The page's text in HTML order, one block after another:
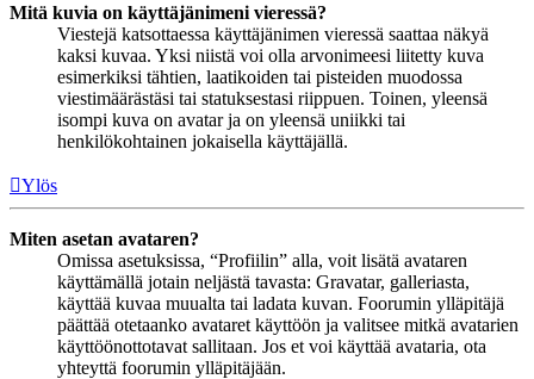
Mitä kuvia on käyttäjänimeni vieressä?
Viestejä katsottaessa käyttäjänimen vieressä saattaa näkyä
kaksi kuvaa. Yksi niistä voi olla arvonimeesi liitetty kuva
esimerkiksi tähtien, laatikoiden tai pisteiden muodossa
viestimäärästäsi tai statuksestasi riippuen. Toinen, yleensä
isompi kuva on avatar ja on yleensä uniikki tai
henkilökohtainen jokaisella käyttäjällä.
Ylös
Miten asetan avataren?
Omissa asetuksissa, “Profiilin” alla, voit lisätä avataren
käyttämällä jotain neljästä tavasta: Gravatar, galleriasta,
käyttää kuvaa muualta tai ladata kuvan. Foorumin ylläpitäjä
päättää otetaanko avataret käyttöön ja valitsee mitkä avatarien
käyttöönottotavat sallitaan. Jos et voi käyttää avataria, ota
yhteyttä foorumin ylläpitäjään.